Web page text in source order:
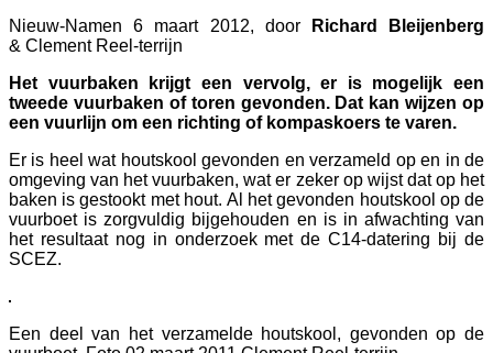
Nieuw-Namen 6 maart 2012, door
Richard Bleijenberg
& Clement Reel-terrijn
Het vuurbaken krijgt een vervolg, er is mogelijk een
tweede vuurbaken of toren gevonden. Dat kan wijzen op
een vuurlijn om een richting of kompaskoers te varen.
Er is heel wat houtskool gevonden en verzameld op en in de
omgeving van het vuurbaken, wat er zeker op wijst dat op het
baken is gestookt met hout. Al het gevonden houtskool op de
vuurboet is zorgvuldig bijgehouden en is in afwachting van
het resultaat nog in onderzoek met de C14-datering bij de
SCEZ.
Een deel van het verzamelde houtskool, gevonden op de